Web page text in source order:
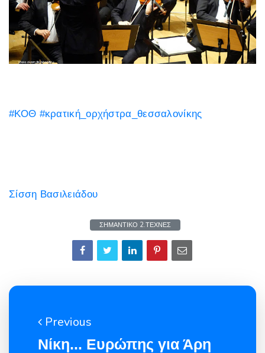
#ΚΟΘ #κρατική_ορχήστρα_θεσσαλονίκης
Σίσση Βασιλειάδου
ΣΗΜΑΝΤΙΚΟ 2.ΤΕΧΝΕΣ
Previous
Νίκη... Ευρώπης για Άρη